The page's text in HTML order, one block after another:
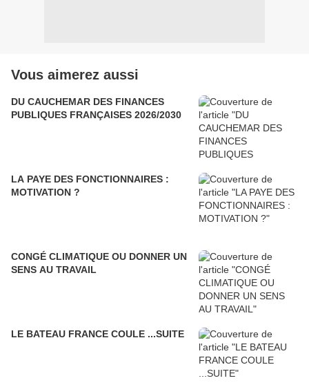
Vous aimerez aussi
DU CAUCHEMAR DES FINANCES
PUBLIQUES FRANÇAISES 2026/2030
LA PAYE DES FONCTIONNAIRES :
MOTIVATION ?
CONGÉ CLIMATIQUE OU DONNER UN
SENS AU TRAVAIL
LE BATEAU FRANCE COULE ...SUITE